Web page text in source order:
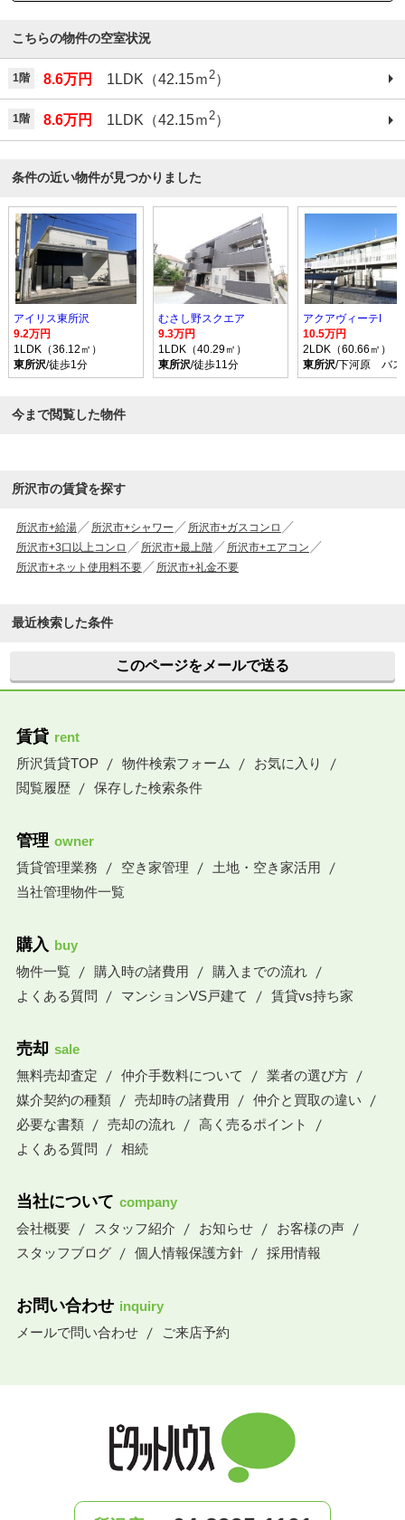
こちらの物件の空室状況
1階 8.6万円 1LDK（42.15ｍ2）
1階 8.6万円 1LDK（42.15ｍ2）
条件の近い物件が見つかりました
アイリス東所沢
9.2万円
1LDK（36.12㎡）
東所沢/徒歩1分
むさし野スクエア
9.3万円
1LDK（40.29㎡）
東所沢/徒歩11分
アクアヴィーテI
10.5万円
2LDK（60.66㎡）
東所沢/下河原 バ
今まで閲覧した物件
所沢市の賃貸を探す
所沢市+給湯 所沢市+シャワー
所沢市+ガスコンロ
所沢市+3口以上コンロ
所沢市+最上階
所沢市+エアコン
所沢市+ネット使用料不要
所沢市+礼金不要
最近検索した条件
このページをメールで送る
賃貸 rent
所沢賃貸TOP
物件検索フォーム
お気に入り
閲覧履歴
保存した検索条件
管理 owner
賃貸管理業務
空き家管理
土地・空き家活用
当社管理物件一覧
購入 buy
物件一覧
購入時の諸費用
購入までの流れ
よくある質問
マンションVS戸建て 賃貸vs持ち家
売却 sale
無料売却査定
仲介手数料について
業者の選び方
媒介契約の種類
売却時の諸費用
仲介と買取の違い
必要な書類
売却の流れ
高く売るポイント
よくある質問
相続
当社について company
会社概要
スタッフ紹介 お知らせ
お客様の声
スタッフブログ
個人情報保護方針 採用情報
お問い合わせ inquiry
メールで問い合わせ
ご来店予約